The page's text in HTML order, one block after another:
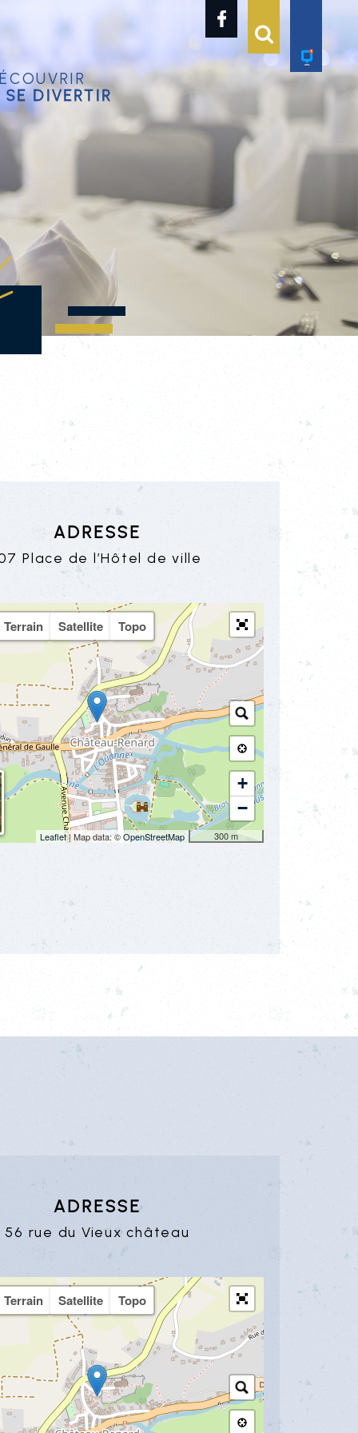
se divertir
Adresse
Place de l’Hôtel de ville
Terrain Satellite Topo
+
−
300 m
Leaflet| Map data: ©OpenStreetMap
Adresse
56 rue du Vieux château
Terrain Satellite Topo